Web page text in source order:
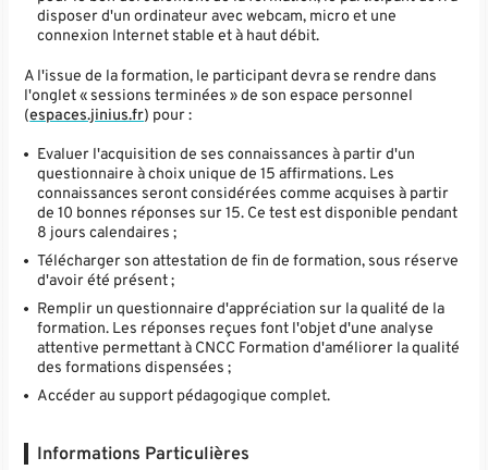
disposer d'un ordinateur avec webcam, micro et une
connexion Internet stable et à haut débit.
A l'issue de la formation, le participant devra se rendre dans
l'onglet « sessions terminées » de son espace personnel
(espaces.jinius.fr) pour :
Evaluer l'acquisition de ses connaissances à partir d'un
questionnaire à choix unique de 15 affirmations. Les
connaissances seront considérées comme acquises à partir
de 10 bonnes réponses sur 15. Ce test est disponible pendant
8 jours calendaires ;
Télécharger son attestation de fin de formation, sous réserve
d'avoir été présent ;
Remplir un questionnaire d'appréciation sur la qualité de la
formation. Les réponses reçues font l'objet d'une analyse
attentive permettant à CNCC Formation d'améliorer la qualité
des formations dispensées ;
Accéder au support pédagogique complet.
Informations Particulières